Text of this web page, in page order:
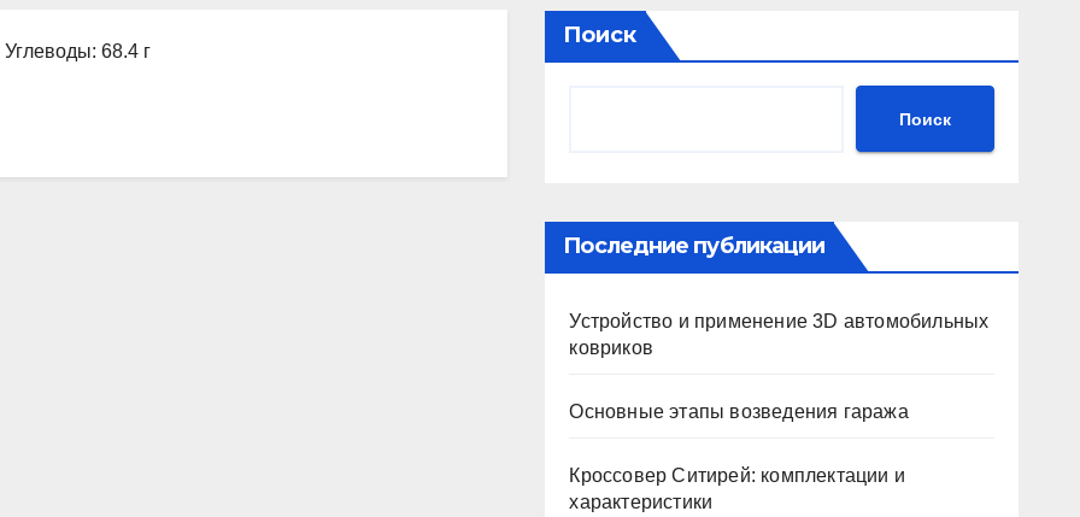
68.4 г
Поиск
Поиск
Последние публикации
Устройство и применение 3D автомобильных
ковриков
Основные этапы возведения гаража
Кроссовер Ситирей: комплектации и
характеристики